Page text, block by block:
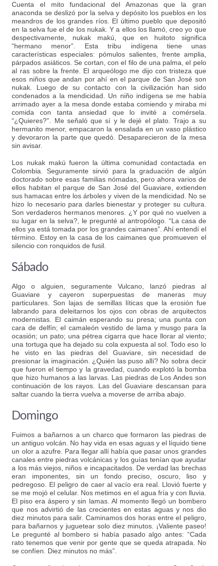
Cuenta el mito fundacional del Amazonas que la gran
anaconda se deslizó por la selva y depósito los pueblos en los
meandros de los grandes ríos. El último pueblo que depositó
en la selva fue el de los nukak. Y a ellos los llamó, creo yo que
despectivamente, nukak makú, que en huitoto significa
“hermano menor”. Esta tribu indígena tiene unas
características especiales: pómulos salientes, frente amplia,
párpados asiáticos. Se cortan, con el filo de una palma, el pelo
al ras sobre la frente. El arqueólogo me dijo con tristeza que
esos niños que andan por ahí en el parque de San José son
nukak. Luego de su contacto con la civilización han sido
condenados a la mendicidad. Un niño indígena se me había
arrimado ayer a la mesa donde estaba comiendo y miraba mi
comida con tanta ansiedad que lo invité a comérsela.
“¿Quieres?”. Me señaló que sí y le dejé el plato. Trajo a su
hermanito menor, empacaron la ensalada en un vaso plástico
y devoraron la parte que quedó. Desaparecieron de la mesa
sin avisar.
Los nukak makú fueron la última comunidad contactada en
Colombia. Seguramente sirvió para la graduación de algún
doctorado sobre esas familias nómadas, pero ahora varios de
ellos habitan el parque de San José del Guaviare, extienden
sus hamacas entre los árboles y viven de la mendicidad. No se
hizo lo necesario para darles bienestar y proteger su cultura.
Son verdaderos hermanos menores. ¿Y por qué no vuelven a
su lugar en la selva?, le pregunté al antropólogo. “La casa de
ellos ya está tomada por los grandes caimanes”. Ahí entendí el
término. Estoy en la casa de los caimanes que promueven el
silencio con ronquidos de fusil.
Sábado
Algo o alguien, seguramente Vulcano, lanzó piedras al
Guaviare y cayeron superpuestas de maneras muy
particulares. Son lajas de semillas líticas que la erosión fue
labrando para deleitarnos los ojos con obras de arquitectos
modernistas. El caimán esperando su presa; una punta con
cara de delfín; el camaleón vestido de lama y musgo para la
ocasión; un pato; una pétrea cigarra que hace llorar al viento;
una tortuga que ha dejado su cola expuesta al sol. Todo eso lo
he visto en las piedras del Guaviare, sin necesidad de
presionar la imaginación. ¿Quién las puso allí? No sobra decir
que fueron el tiempo y la gravedad, cuando explotó la bomba
que hizo humanos a las larvas. Las piedras de Los Andes son
continuación de los rayos. Las del Guaviare descansan para
saltar cuando la tierra vuelva a moverse de arriba abajo.
Domingo
Fuimos a bañarnos a un charco que formaron las piedras de
un antiguo volcán. No hay vida en esas aguas y el líquido tiene
un olor a azufre. Para llegar allí había que pasar unos grandes
canales entre piedras volcánicas y los guías tenían que ayudar
a los más viejos, niños e incapacitados. De verdad las brechas
eran imponentes, sin un fondo preciso, oscuro, liso y
pedregoso. El peligro de caer al vacío era real. Llovió fuerte y
se me mojó el celular. Nos metimos en el agua fría y con lluvia.
El piso era áspero y sin lamas. Al momento llegó un bombero
que nos advirtió de las crecientes en estas aguas y nos dio
diez minutos para salir. Caminamos dos horas entre el peligro,
para bañarnos y juguetear solo diez minutos. ¡Valiente paseo!
Le pregunté al bombero si había pasado algo antes: “Cada
rato tenemos que venir por gente que se queda atrapada. No
se confíen. Diez minutos no más”.